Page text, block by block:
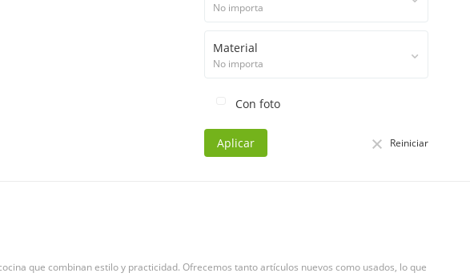
No importa
Material
No importa
Con foto
Aplicar Reiniciar
que combinan estilo y practicidad. Ofrecemos tanto artículos nuevos como usados, lo que